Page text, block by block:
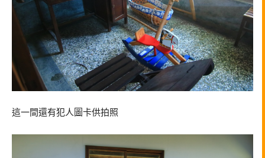
這一間還有犯人圖卡供拍照